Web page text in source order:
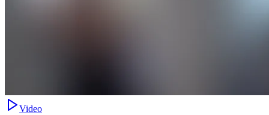
Video